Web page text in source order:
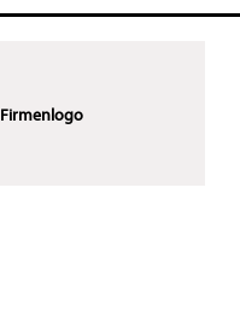
Firmenlogo